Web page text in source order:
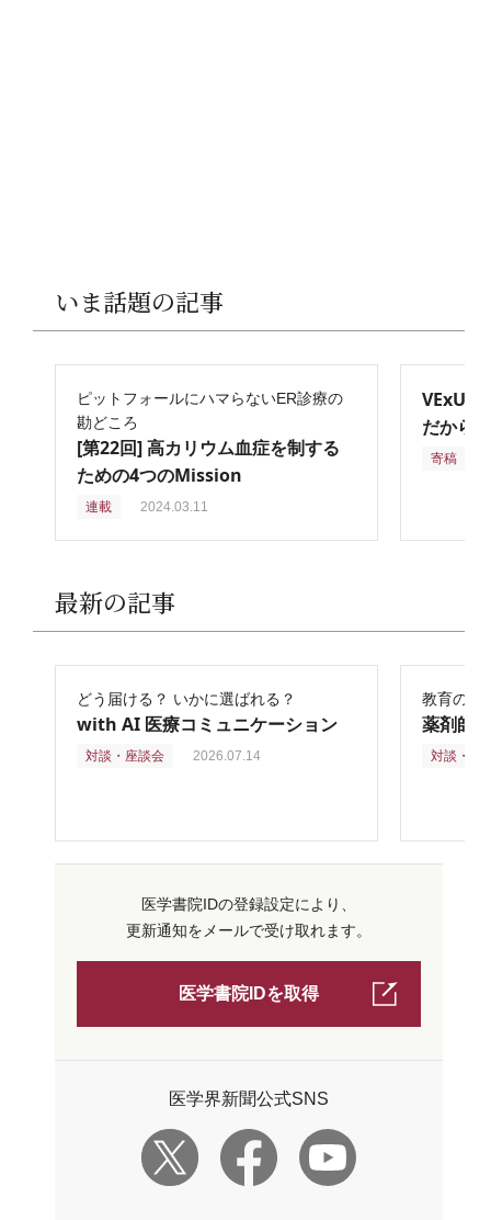
いま話題の記事
ピットフォールにハマらないER診療の
勘どころ
[第22回] 高カリウム血症を制する
ための4つのMission
連載 2024.03.11
VExUS
だから
寄稿
最新の記事
どう届ける？ いかに選ばれる？
with AI 医療コミュニケーション
対談・座談会 2026.07.14
教育の再
薬剤師
対談・座
医学書院IDの登録設定により、
更新通知をメールで受け取れます。
医学書院IDを取得
医学界新聞公式SNS